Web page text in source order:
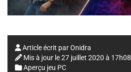
Article écrit parOnidra
Mis à jour le27 juillet 2020 à 17h08
Aperçu jeu PC